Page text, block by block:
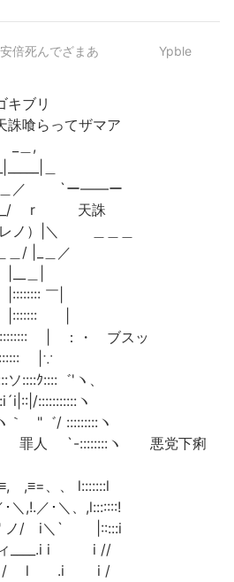
倍死んでざまあ Ypble
キブリ
誅喰らってザマア
,
`ー――ー
天誅
＼ ＿＿＿
＿／
|
|
・ ブスッ
|∵
゛'ヽ、
ヽ
゛/ :::::::::ヽ
`-::::::::ヽ 悪党下痢
、、 l:::::::l
･＼、,l:::::::!
＼` |:::::i
i i //
.i i /